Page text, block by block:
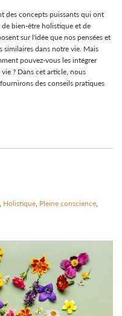
des concepts puissants qui ont
bien-être holistique et de
sur l'idée que nos pensées et
similaires dans notre vie. Mais
pouvez-vous les intégrer
? Dans cet article, nous
des conseils pratiques
Holistique Pleine conscience